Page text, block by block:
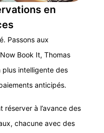
en
Passons aux
Book It, Thomas
intelligente des
anticipés.
réserver à l’avance des
chacune avec des